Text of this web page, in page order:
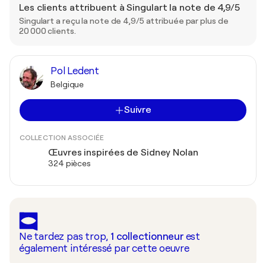
Les clients attribuent à Singulart la note de 4,9/5
Singulart a reçu la note de 4,9/5 attribuée par plus de
20 000 clients.
Pol Ledent
Belgique
Suivre
COLLECTION ASSOCIÉE
Œuvres inspirées de Sidney Nolan
324 pièces
Ne tardez pas trop, 1 collectionneur est
également intéressé par cette oeuvre